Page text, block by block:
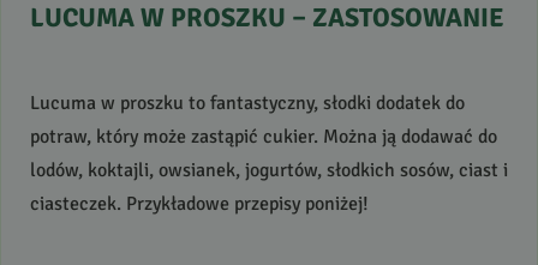
LUCUMAW PROSZKU – ZASTOSOWANIE
Lucuma w proszku to fantastyczny, słodki dodatek do
potraw, który może zastąpić cukier. Można ją dodawać do
lodów, koktajli, owsianek, jogurtów, słodkich sosów, ciast i
ciasteczek. Przykładowe przepisy poniżej!